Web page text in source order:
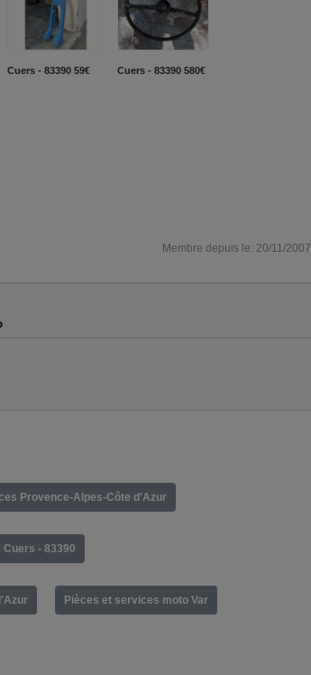
Cuers - 83390 59€ Cuers - 83390 580€
Membre depuis le: 20/11/2007
Provence-Alpes-Côte d'Azur
- 83390
Pièces et services moto Var